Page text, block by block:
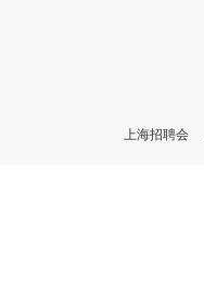
上海招聘会